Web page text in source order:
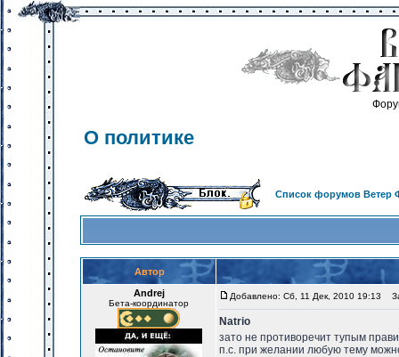
О политике
Список форумов Ветер
Автор
Andrej
Бета-координатор
Добавлено: Сб, 11 Дек, 2010 19:13
Natrio
зато не противоречит тупым
п.с. при желании любую тему